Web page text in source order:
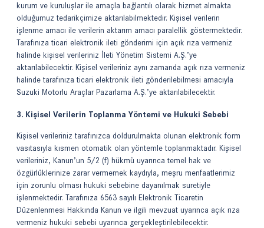
kurum ve kuruluşlar ile amaçla bağlantılı olarak hizmet almakta
olduğumuz tedarikçimize aktarılabilmektedir. Kişisel verilerin
işlenme amacı ile verilerin aktarım amacı paralellik göstermektedir.
Tarafınıza ticari elektronik ileti gönderimi için açık rıza vermeniz
halinde kişisel verileriniz İleti Yönetim Sistemi A.Ş.’ye
aktarılabilecektir. Kişisel verileriniz aynı zamanda açık rıza vermeniz
halinde tarafınıza ticari elektronik ileti gönderilebilmesi amacıyla
Suzuki Motorlu Araçlar Pazarlama A.Ş.’ye aktarılabilecektir.
3. Kişisel Verilerin Toplanma Yöntemi ve Hukuki Sebebi
Kişisel verileriniz tarafınızca doldurulmakta olunan elektronik form
vasıtasıyla kısmen otomatik olan yöntemle toplanmaktadır. Kişisel
verileriniz, Kanun’un 5/2 (f) hükmü uyarınca temel hak ve
özgürlüklerinize zarar vermemek kaydıyla, meşru menfaatlerimiz
için zorunlu olması hukuki sebebine dayanılmak suretiyle
işlenmektedir. Tarafınıza 6563 sayılı Elektronik Ticaretin
Düzenlenmesi Hakkında Kanun ve ilgili mevzuat uyarınca açık rıza
vermeniz hukuki sebebi uyarınca gerçekleştirilebilecektir.